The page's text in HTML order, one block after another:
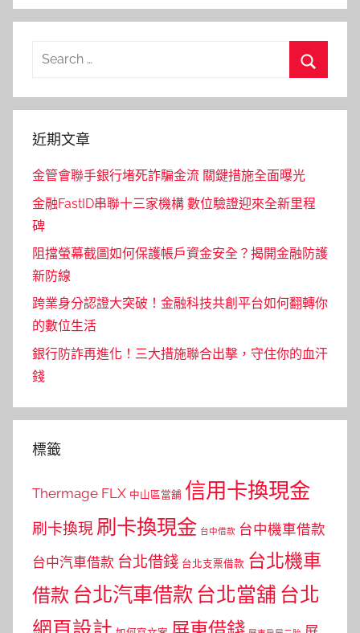
Search
近期文章
金管會聯手銀行堵死詐騙金流 關鍵措施全面曝光
金融FastID串聯十三家機構 數位驗證迎來全新里程
碑
阻擋螢幕截圖如何保護帳戶資金安全？揭開金融防護
新防線
跨業身分認證大突破！金融科技共創平台如何翻轉你
的數位生活
銀行防詐再進化！三大措施聯合出擊，守住你的血汗
錢
標籤
Thermage FLX 中山區當舖 信用卡換現金
刷卡換現 刷卡換現金 台中借款 台中機車借款
台中汽車借款 台北借錢 台北支票借款 台北機車
借款 台北汽車借款 台北當舖 台北